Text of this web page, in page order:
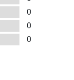
0
0
0